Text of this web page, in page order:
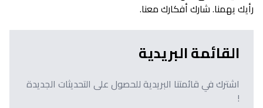
رأيك يهمنا. شارك أفكارك معنا.
القائمة البريدية
اشترك في قائمتنا البريدية للحصول على التحديثات الجديدة
!